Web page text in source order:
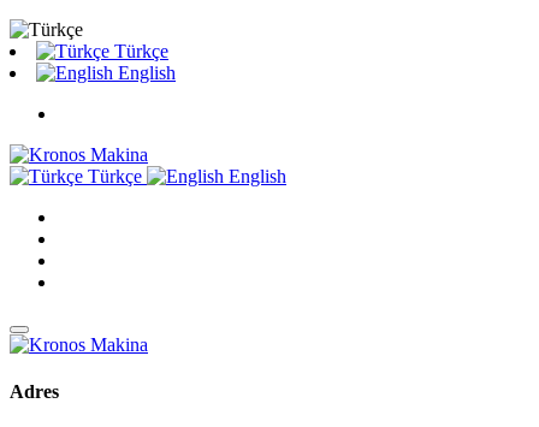
Türkçe
English
Türkçe English
Adres